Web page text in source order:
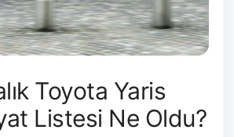
Toyota Yaris
Listesi Ne Oldu?